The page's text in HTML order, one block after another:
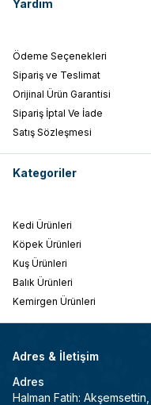
Yardım
Ödeme Seçenekleri
Sipariş ve Teslimat
Orijinal Ürün Garantisi
Sipariş İptal Ve İade
Satış Sözleşmesi
Kategoriler
Kedi Ürünleri
Köpek Ürünleri
Kuş Ürünleri
Balık Ürünleri
Kemirgen Ürünleri
Adres & İletişim
Adres
Halman Fatih: